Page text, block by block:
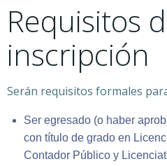
Requisitos
inscripción
Serán requisitos formales
Ser egresado (o haber
con título de grado en
Contador Público y